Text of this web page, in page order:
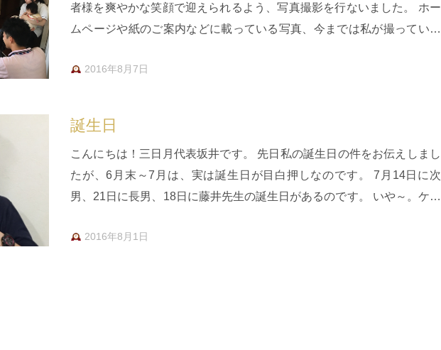
者様を爽やかな笑顔で迎えられるよう、写真撮影を行ないました。 ホー
ムページや紙のご案内などに載っている写真、今までは私が撮っていた
2016年8月7日
誕生日
こんにちは！三日月代表坂井です。 先日私の誕生日の件をお伝えしまし
たが、6月末～7月は、実は誕生日が目白押しなのです。 7月14日に次
男、21日に長男、18日に藤井先生の誕生日があるのです。 いや～。ケー
2016年8月1日